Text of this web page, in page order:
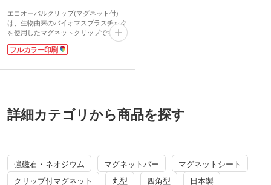
エコオーバルクリップ(マグネット付)
は、生物由来のバイオマスプラスチック
を使用したマグネットクリップです。資
源循環型で二酸化炭素削減につながり、
地球温暖化防止に効果があります。クリ
ール扉や冷蔵庫にペタリと貼れます。買
ゴを入れて展示会で配布すれば、環境配
慮した企業理念のPRに役立ちますよ。
フルカラー印刷
詳細カテゴリから商品を探す
強磁石・ネオジウム マグネットバー
マグネットシート
クリップ付マグネット
丸型 四角型 日本製